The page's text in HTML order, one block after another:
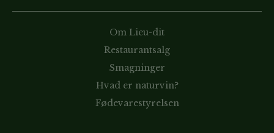
Om Lieu-dit
Restaurantsalg
Smagninger
Hvad er naturvin?
Fødevarestyrelsen